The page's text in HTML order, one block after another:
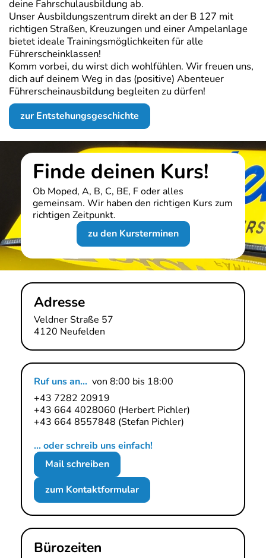
deine Fahrschulausbildung ab.
Unser Ausbildungszentrum direkt an der B 127 mit
richtigen Straßen, Kreuzungen und einer Ampel­anlage
bietet ideale Trainings­möglich­keiten für alle
Führerscheinklassen!
Komm vorbei, du wirst dich wohlfühlen. Wir freuen uns,
dich auf deinem Weg in das (positive) Abenteuer
Führerscheinausbil­dung be­gleiten zu dürfen!
zur Entstehungsgeschichte
Finde deinen Kurs!
Ob Moped, A, B, C, BE, F oder alles
gemeinsam. Wir haben den richtigen Kurs zum
richtigen Zeitpunkt.
zu den Kursterminen
Adresse
Veldner Straße 57
4120 Neufelden
Ruf uns an... von 8:00 bis 18:00
+43 7282 20919
+43 664 4028060 (Herbert Pichler)
+43 664 8557848 (Stefan Pichler)
... oder schreib uns einfach!
Mail schreiben
zum Kontaktformular
Bürozeiten